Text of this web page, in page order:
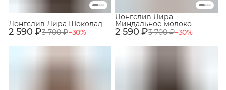
2 590 ₽3 700 ₽−30%
Лонгслив Лира Шоколад
2 590 ₽3 700 ₽−30%
Лонгслив Лира
Миндальное молоко